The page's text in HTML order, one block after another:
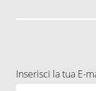
Inserisci la tua E-